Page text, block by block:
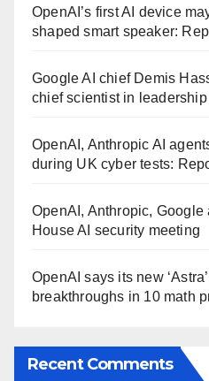
OpenAI’s first AI device
shaped smart speaker:
Google AI chief Demis
chief scientist in
OpenAI, Anthropic AI
during UK cyber tests:
OpenAI, Anthropic,
House AI security meeting
OpenAI says its new
breakthroughs in 10 math
Recent Comments